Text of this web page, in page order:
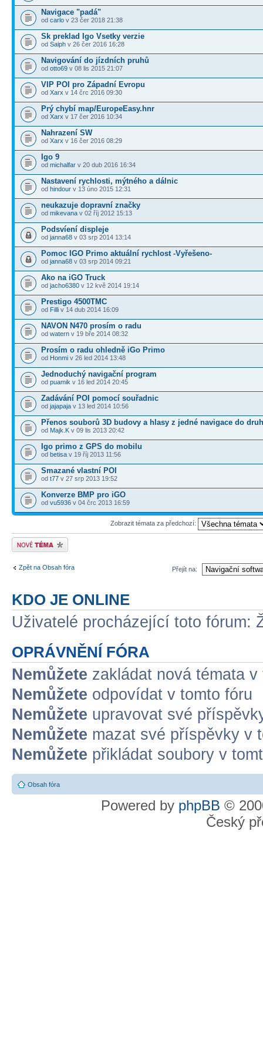
Navigace "padá"
od carlo v 23 čer 2018 21:38
Sk preklad Igo Vsetky verzie
od Saiph v 26 čer 2016 16:28
Navigování do jízdních pruhů
od otto69 v 08 lis 2015 21:07
VIP POI pro Západní Evropu
od Xarx v 14 črc 2016 09:30
Prý chybí map/EuropeEasy.hnr
od Xarx v 17 čer 2016 10:34
Nahrazení SW
od Xarx v 16 čer 2016 08:29
Igo 9
od michalfar v 20 dub 2016 16:34
Nastavení rychlosti, mýtného a dálnic
od hindour v 13 úno 2015 12:31
neukazuje dopravní značky
od mikevana v 02 říj 2012 15:13
Podsvíení displeje
od janna68 v 03 srp 2014 13:14
Pomoc IGO Primo aktuální rychlost -Vyřešeno-
od janna68 v 03 srp 2014 09:21
Ako na iGO Truck
od jacho6380 v 12 kvě 2014 19:14
Prestigo 4500TMC
od Filli v 14 dub 2014 16:09
NAVON N470 prosím o radu
od watern v 19 bře 2014 08:32
Prosím o radu ohledně iGo Primo
od Honmi v 26 led 2014 13:48
Jednoduchý navigační program
od puamik v 16 led 2014 20:45
Zadávání POI pomocí souřadnic
od jajapaja v 13 led 2014 10:56
Přenos souborů 3D budovy a hlasy z jedné navigace do
od Majk.K v 09 lis 2013 20:42
Igo primo z GPS do mobilu
od betisa v 19 říj 2013 11:56
Smazané vlastní POI
od t77 v 27 srp 2013 19:52
Konverze BMP pro iGO
od vu5936 v 04 črc 2013 16:59
Zobrazit témata za předchozí:
Odeslat nové téma
Zpět na Obsah fóra Přejít na:
KDO JE ONLINE
Uživatelé procházející toto fórum:
OPRÁVNĚNÍ FÓRA
Nemůžete zakládat nová témata v
Nemůžete odpovídat v tomto fóru
Nemůžete upravovat své
Nemůžete mazat své příspěvky v
Nemůžete přikládat soubory v
Obsah fóra
Powered by phpBB ©
Český